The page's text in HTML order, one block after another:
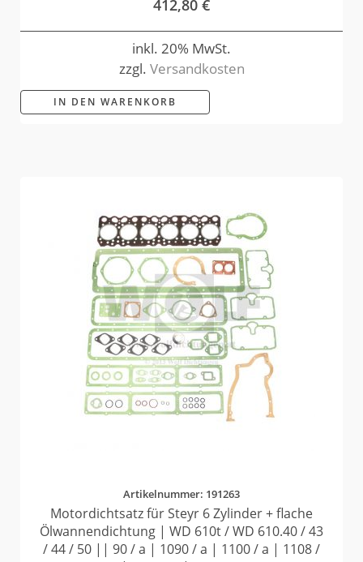
412,80 €
inkl. 20% MwSt.
zzgl. Versandkosten
IN DEN WARENKORB
Artikelnummer: 191263
Motordichtsatz für Steyr 6 Zylinder + flache
Ölwannendichtung | WD 610t / WD 610.40 / 43
/ 44 / 50 || 90 / a | 1090 / a | 1100 / a | 1108 /